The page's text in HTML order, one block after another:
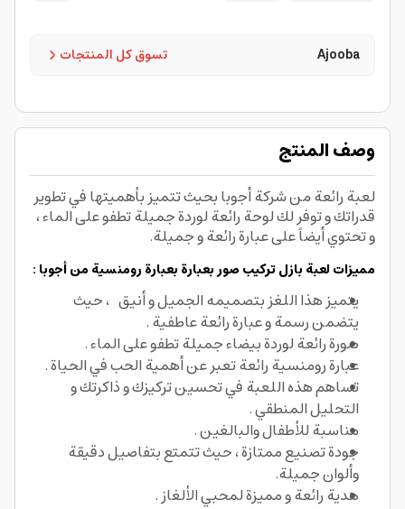
تسوق كل المنتجات Ajooba
وصف المنتج
لعبة رائعة من شركة أجوبا بحيث تتميز بأهميتها في تطوير
قدراتك و توفر لك لوحة رائعة لوردة جميلة تطفو على الماء ،
و تحتوي أيضاً على عبارة رائعة و جميلة.
مميزات لعبة بازل تركيب صور بعبارة بعبارة رومنسية من أجوبا :
يتميز هذا اللغز بتصميمه الجميل و أنيق ، حيث
يتضمن رسمة و عبارة رائعة عاطفية .
صورة رائعة لوردة بيضاء جميلة تطفو على الماء .
عبارة رومنسية رائعة تعبر عن أهمية الحب في الحياة .
تساهم هذه اللعبة في تحسين تركيزك و ذاكرتك و
التحليل المنطقي .
مناسبة للأطفال والبالغين .
جودة تصنيع ممتازة ، حيث تتمتع بتفاصيل دقيقة
وألوان جميلة.
هدية رائعة و مميزة لمحبي الألغاز .